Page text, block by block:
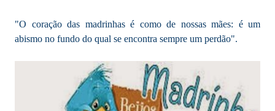
"O coração das madrinhas é como de nossas mães: é um
abismo no fundo do qual se encontra sempre um perdão".